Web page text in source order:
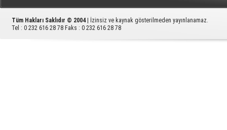
Tüm Hakları Saklıdır © 2004| İzinsiz ve kaynak gösterilmeden yayınlanamaz.
Tel : 0 232 616 28 78 Faks : 0 232 616 28 78